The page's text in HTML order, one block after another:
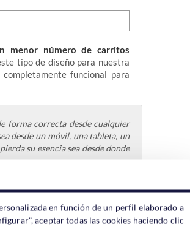
menor número de carritos
tipo de diseño para nuestra
funcional para
forma correcta desde cualquier
desde un móvil, una tableta, un
su esencia sea desde donde
en función de un perfil elaborado a
aceptar todas las cookies haciendo clic